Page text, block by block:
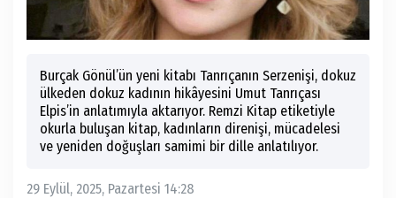
Burçak Gönül’ün yeni kitabı Tanrıçanın Serzenişi, dokuz
ülkeden dokuz kadının hikâyesini Umut Tanrıçası
Elpis’in anlatımıyla aktarıyor. Remzi Kitap etiketiyle
okurla buluşan kitap, kadınların direnişi, mücadelesi
ve yeniden doğuşları samimi bir dille anlatılıyor.
29 Eylül, 2025, Pazartesi 14:28